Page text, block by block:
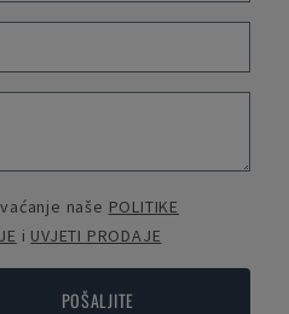
naše POLITIKE
i UVJETI PRODAJE
POŠALJITE